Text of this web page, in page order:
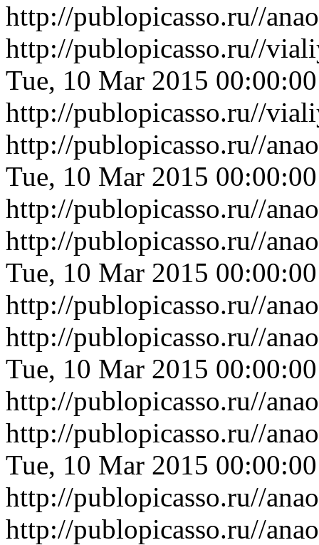
http://publopicasso.ru//
http://publopicasso.ru//
Tue, 10 Mar 2015
http://publopicasso.ru//
http://publopicasso.ru//
Tue, 10 Mar 2015
http://publopicasso.ru//
http://publopicasso.ru//
Tue, 10 Mar 2015
http://publopicasso.ru//
http://publopicasso.ru//
Tue, 10 Mar 2015
http://publopicasso.ru//
http://publopicasso.ru//
Tue, 10 Mar 2015
http://publopicasso.ru//
http://publopicasso.ru//